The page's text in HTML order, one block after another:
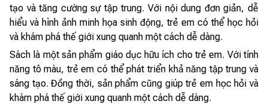
tạo và tăng cường sự tập trung. Với nội dung đơn giản, dễ
hiểu và hình ảnh minh họa sinh động, trẻ em có thể học hỏi
và khám phá thế giới xung quanh một cách dễ dàng.
Sách là một sản phẩm giáo dục hữu ích cho trẻ em. Với tính
năng tô màu, trẻ em có thể phát triển khả năng tập trung và
sáng tạo. Đồng thời, sản phẩm cũng giúp trẻ em học hỏi và
khám phá thế giới xung quanh một cách dễ dàng.